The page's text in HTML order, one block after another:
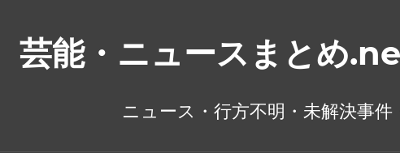
芸能・ニュースまとめ
ニュース・行方不明・未解決事